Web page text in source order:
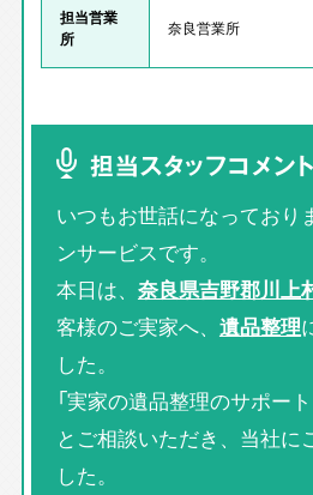
担当営業
所
奈良営業所
担当スタッフコメント
いつもお世話になっており
ンサービスです。
本日は、 奈良県吉野郡川上
客様のご実家へ、 遺品整理
した。
「実家の遺品整理のサポー
とご相談いただき、当社に
した。